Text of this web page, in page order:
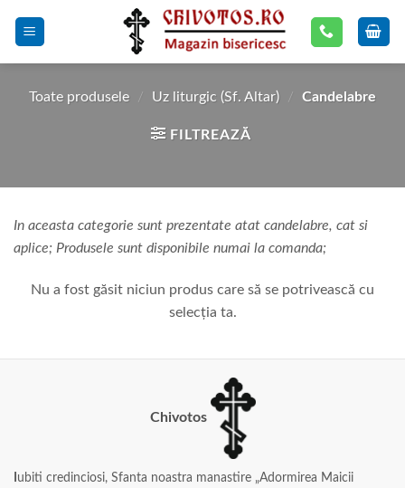
Toate produsele / Uz liturgic (Sf. Altar) / Candelabre
FILTREAZĂ
In aceasta categorie sunt prezentate atat candelabre, cat si
aplice; Produsele sunt disponibile numai la comanda;
Nu a fost găsit niciun produs care să se potrivească cu
selecția ta.
Chivotos
ubiti credinciosi, Sfanta noastra manastire „Adormirea Maicii